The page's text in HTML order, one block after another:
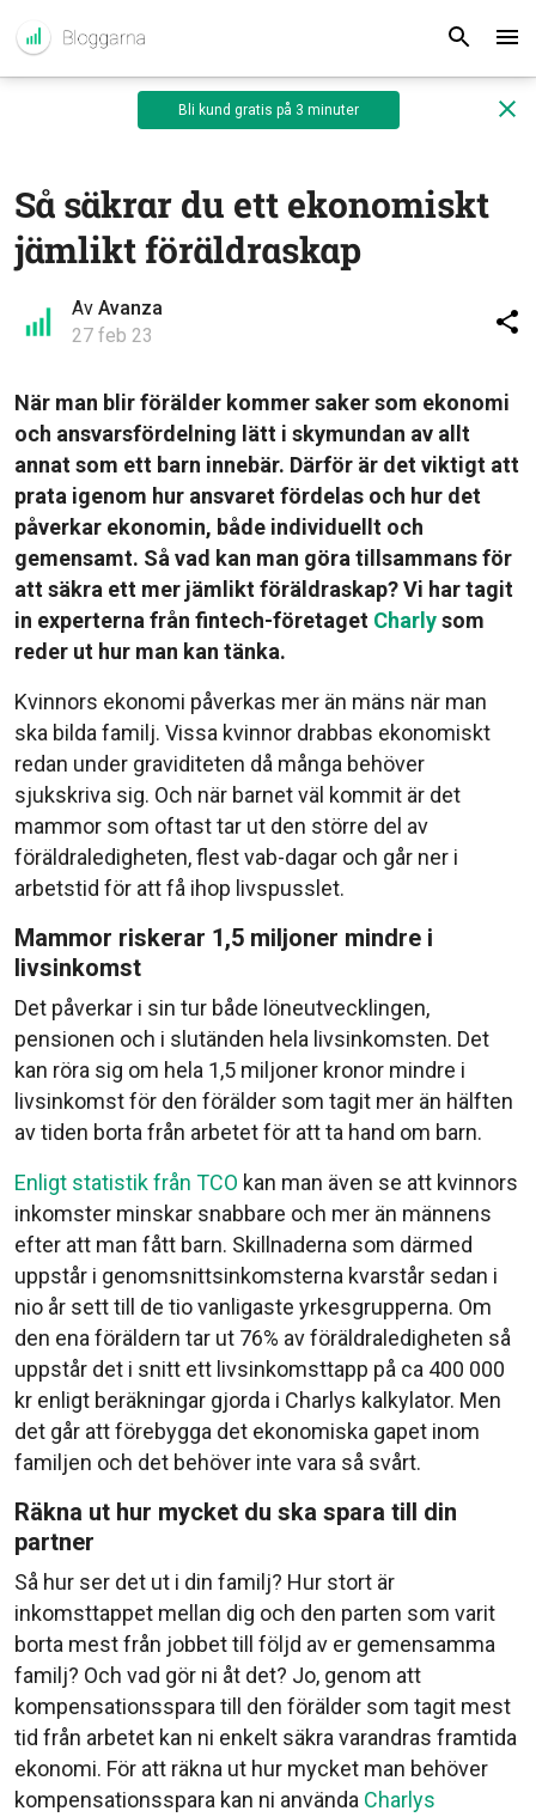
Bli kund gratis på 3 minuter
Så säkrar du ett ekonomiskt
jämlikt föräldraskap
Av Avanza
27 feb 23
När man blir förälder kommer saker som ekonomi
och ansvarsfördelning lätt i skymundan av allt
annat som ett barn innebär. Därför är det viktigt att
prata igenom hur ansvaret fördelas och hur det
påverkar ekonomin, både individuellt och
gemensamt. Så vad kan man göra tillsammans för
att säkra ett mer jämlikt föräldraskap? Vi har tagit
in experterna från fintech-företaget Charlysom
reder ut hur man kan tänka.
Kvinnors ekonomi påverkas mer än mäns när man
ska bilda familj. Vissa kvinnor drabbas ekonomiskt
redan under graviditeten då många behöver
sjukskriva sig. Och när barnet väl kommit är det
mammor som oftast tar ut den större del av
föräldraledigheten, flest vab-dagar och går ner i
arbetstid för att få ihop livspusslet.
Mammor riskerar 1,5 miljoner mindre i
livsinkomst
Det påverkar i sin tur både löneutvecklingen,
pensionen och i slutänden hela livsinkomsten. Det
kan röra sig om hela 1,5 miljoner kronor mindre i
livsinkomst för den förälder som tagit mer än hälften
av tiden borta från arbetet för att ta hand om barn.
Enligt statistik från TCO kan man även se att kvinnors
inkomster minskar snabbare och mer än männens
efter att man fått barn. Skillnaderna som därmed
uppstår i genomsnittsinkomsterna kvarstår sedan i
nio år sett till de tio vanligaste yrkesgrupperna. Om
den ena föräldern tar ut 76% av föräldraledigheten så
uppstår det i snitt ett livsinkomsttapp på ca 400 000
kr enligt beräkningar gjorda i Charlys kalkylator. Men
det går att förebygga det ekonomiska gapet inom
familjen och det behöver inte vara så svårt.
Räkna ut hur mycket du ska spara till din
partner
Så hur ser det ut i din familj? Hur stort är
inkomsttappet mellan dig och den parten som varit
borta mest från jobbet till följd av er gemensamma
familj? Och vad gör ni åt det? Jo, genom att
kompensationsspara till den förälder som tagit mest
tid från arbetet kan ni enkelt säkra varandras framtida
ekonomi. För att räkna ut hur mycket man behöver
kompensationsspara kan ni använda Charlys